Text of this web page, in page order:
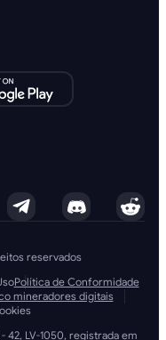
reservados
Política de Conformidade
mineradores digitais
42, LV-1050, registrada em